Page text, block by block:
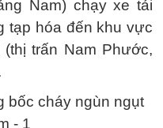
Nam) chạy xe tải
tạp hóa đến khu vực
trấn Nam Phước,